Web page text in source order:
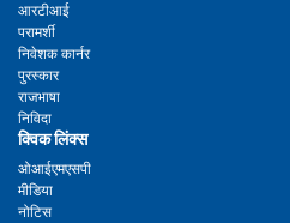
आरटीआई
परामर्शी
निवेशक कार्नर
पुरस्कार
राजभाषा
निविदा
क्विक लिंक्स
ओआईएमएसपी
मीडिया
नोटिस